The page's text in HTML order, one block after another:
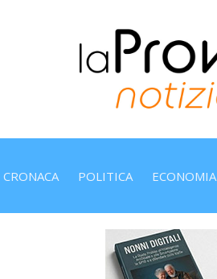
CRONACA POLITICA ECONOMIA